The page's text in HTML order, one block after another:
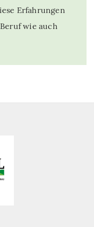
Erfahrungen
wie auch